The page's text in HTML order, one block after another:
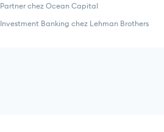
Partner chez Ocean Capital
Investment Banking chez Lehman Brothers